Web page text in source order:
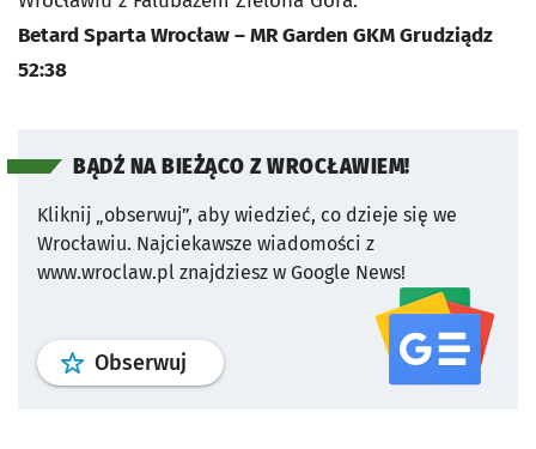
Betard Sparta Wrocław – MR Garden GKM Grudziądz
52:38
BĄDŹ NA BIEŻĄCO Z WROCŁAWIEM!
Kliknij „obserwuj”, aby wiedzieć, co dzieje się we
Wrocławiu. Najciekawsze wiadomości z
www.wroclaw.pl znajdziesz w Google News!
Obserwuj profil serwisu